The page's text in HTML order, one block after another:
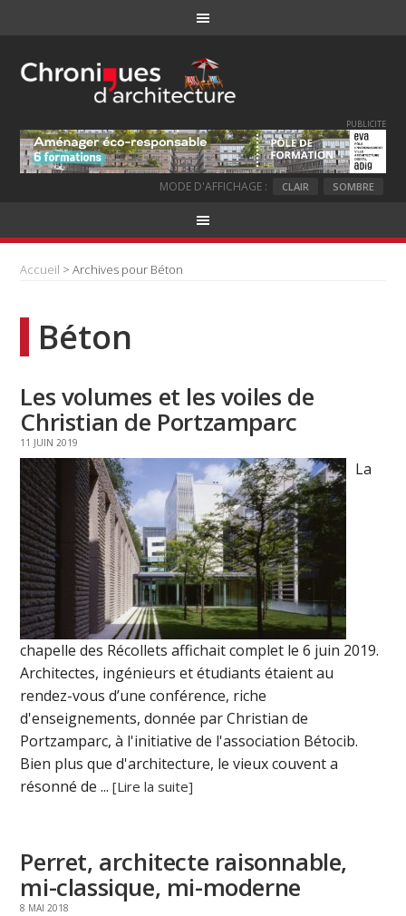
PUBLICITE
MODE D'AFFICHAGE : CLAIR SOMBRE
Accueil > Archives pour Béton
Béton
Les volumes et les voiles de
Christian de Portzamparc
11 JUIN 2019
La
chapelle des Récollets affichait complet le 6 juin 2019.
Architectes, ingénieurs et étudiants étaient au
rendez-vous d’une conférence, riche
d'enseignements, donnée par Christian de
Portzamparc, à l'initiative de l'association Bétocib.
Bien plus que d'architecture, le vieux couvent a
résonné de ...[Lire la suite]
Perret, architecte raisonnable,
mi-classique, mi-moderne
8 MAI 2018